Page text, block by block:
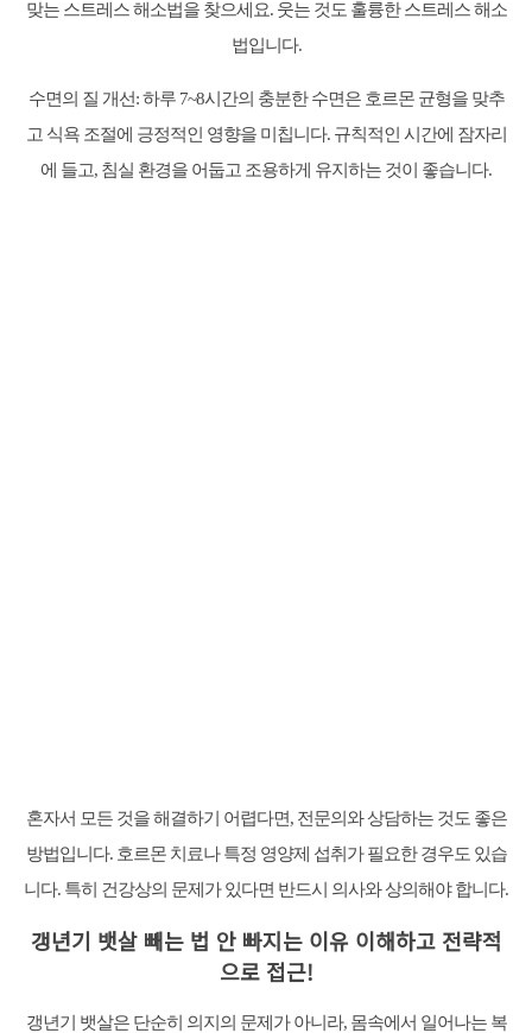
맞는 스트레스 해소법을 찾으세요. 웃는 것도 훌륭한 스트레스 해소
법입니다.
수면의 질 개선: 하루 7~8시간의 충분한 수면은 호르몬 균형을 맞추
고 식욕 조절에 긍정적인 영향을 미칩니다. 규칙적인 시간에 잠자리
에 들고, 침실 환경을 어둡고 조용하게 유지하는 것이 좋습니다.
혼자서 모든 것을 해결하기 어렵다면, 전문의와 상담하는 것도 좋은
방법입니다. 호르몬 치료나 특정 영양제 섭취가 필요한 경우도 있습
니다. 특히 건강상의 문제가 있다면 반드시 의사와 상의해야 합니다.
갱년기 뱃살 빼는 법 안 빠지는 이유 이해하고 전략적
으로 접근!
갱년기 뱃살은 단순히 의지의 문제가 아니라, 몸속에서 일어나는 복